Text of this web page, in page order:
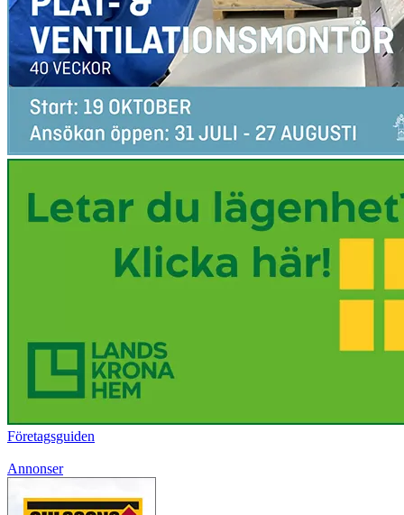
Företagsguiden
Annonser